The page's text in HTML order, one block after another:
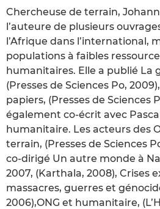
Chercheuse de terrain,
l’auteure de plusieurs
l’Afrique dans l’international,
populations à faibles
humanitaires. Elle a publié La
(Presses de Sciences Po,
papiers, (Presses de Sciences
également co-écrit avec
humanitaire. Les acteurs des
terrain, (Presses de Sciences
co-dirigé Un autre monde à
2007, (Karthala, 2008), Crises
massacres, guerres et
2006),ONG et humanitaire,